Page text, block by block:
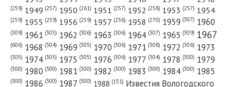
№ 137 от июня 1925 года — «Красный Север»
(259) 1949 (257) 1950 (261) 1951 (257) 1952 (258) 1953 (257) 1954
(259) 1955 (259) 1956 (259) 1957 (256) 1958 (270) 1959 (307) 1960
(309) 1961 (305) 1962 (306) 1963 (306) 1964 (307) 1965 (309) 1967
(606) 1968 (304) 1969 (305) 1970 (306) 1971 (308) 1972 (306) 1973
(305) 1974 (305) 1975 (305) 1976 (306) 1977 (304) 1978 (300) 1979
(300) 1980 (300) 1981 (300) 1982 (300) 1983 (300) 1984 (300) 1985
(300) 1986 (300) 1987 (300) 1988 (151) Известия Вологодского